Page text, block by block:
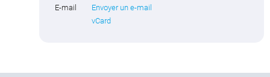
E-mail
Envoyer un e-mail
vCard